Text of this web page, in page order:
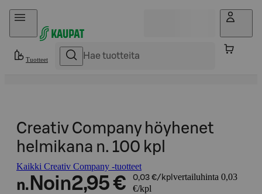
Hyppää sisältöön
Tuotteet
Creativ Company höyhenet
helmikana n. 100 kpl
Kaikki Creativ Company -tuotteet
n. Noin2,95 € 0,03 €/kpl vertailuhinta 0,03
€/kpl